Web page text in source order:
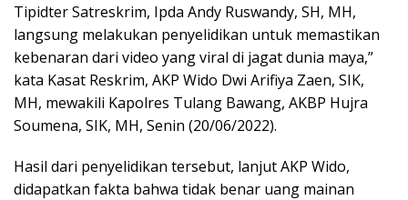
Tipidter Satreskrim, Ipda Andy Ruswandy, SH, MH,
langsung melakukan penyelidikan untuk memastikan
kebenaran dari video yang viral di jagat dunia maya,”
kata Kasat Reskrim, AKP Wido Dwi Arifiya Zaen, SIK,
MH, mewakili Kapolres Tulang Bawang, AKBP Hujra
Soumena, SIK, MH, Senin (20/06/2022).
Hasil dari penyelidikan tersebut, lanjut AKP Wido,
didapatkan fakta bahwa tidak benar uang mainan